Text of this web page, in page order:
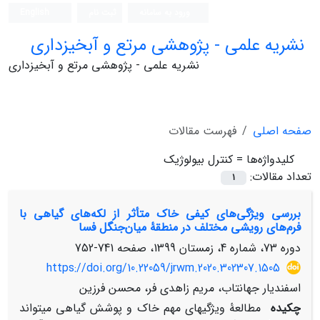
نشریه علمی - پژوهشی مرتع و آبخیزداری
نشریه علمی - پژوهشی مرتع و آبخیزداری
صفحه اصلی
فهرست مقالات
کلیدواژه‌ها = کنترل بیولوژیک
تعداد مقالات:
1
بررسی ویژگی‌های کیفی خاک متأثر از لکه‌های گیاهی با
فرم‌های رویشی مختلف در منطقۀ میان‌جنگل فسا
دوره 73، شماره 4، زمستان 1399، صفحه
741-752
https://doi.org/10.22059/jrwm.2020.302307.1505
اسفندیار جهانتاب، مریم زاهدی فر، محسن فرزین
چکیده مطالعۀ ویژگی­های مهم خاک و پوشش گیاهی می­تواند